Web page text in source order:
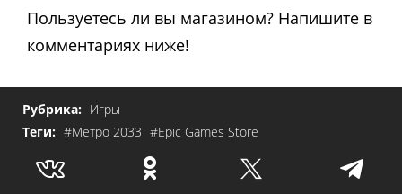
Пользуетесь ли вы магазином? Напишите в
комментариях ниже!
Рубрика: Игры
Теги: #Метро 2033 #Epic Games Store